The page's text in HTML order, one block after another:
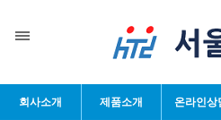
회사소개 제품소개 온라인상